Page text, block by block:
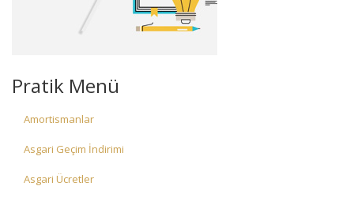
Pratik Menü
Amortismanlar
Asgari Geçim İndirimi
Asgari Ücretler